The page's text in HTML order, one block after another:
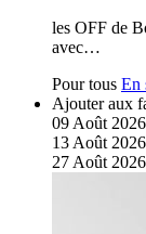
les OFF de
avec…
Pour tous En
Ajouter aux
09Août 2026
13Août 2026
27Août 2026